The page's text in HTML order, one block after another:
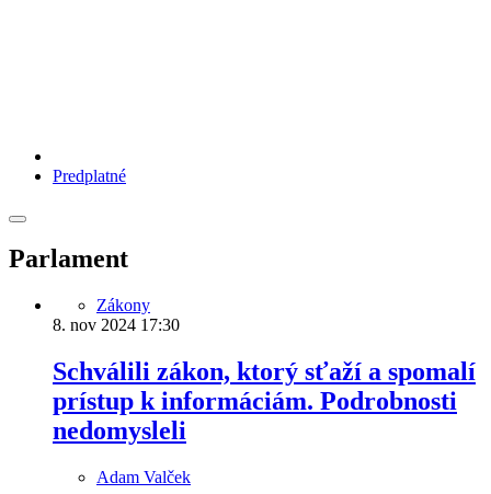
Predplatné
Parlament
Zákony
8. nov 2024 17:30
Schválili zákon, ktorý sťaží a spomalí
prístup k informáciám. Podrobnosti
nedomysleli
Adam Valček